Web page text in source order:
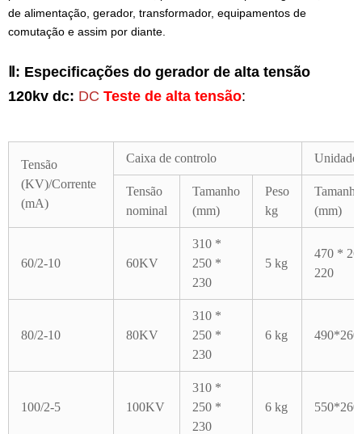
de alimentação, gerador, transformador, equipamentos de
comutação e assim por diante.
Ⅱ: Especificações do gerador de alta tensão
120kv dc: DC Teste de alta tensão:
Tensão
(KV)/Corrente
(mA)
Caixa de controlo Unidade
Tensão
nominal
Tamanho
(mm)
Peso
kg
Tamanho
(mm)
60/2-10 60KV
310 *
250 *
230
5 kg
470 *
220
80/2-10 80KV
310 *
250 *
230
6 kg
100/2-5 100KV
310 *
250 *
230
6 kg